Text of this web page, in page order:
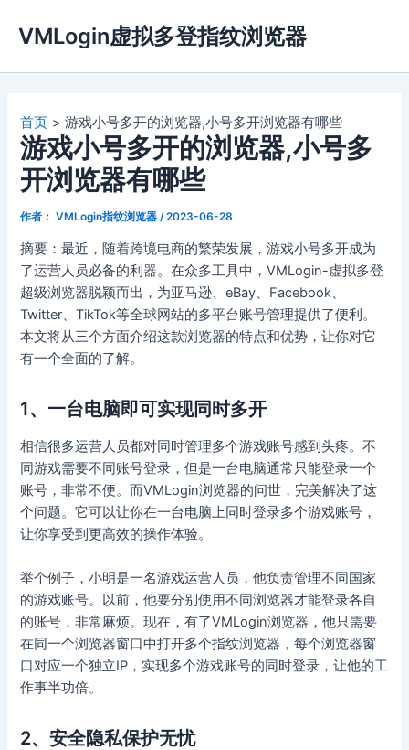
容
VMLogin虚拟多登指纹浏览器
首页 游戏小号多开的浏览器,小号多开浏览器有哪些
游戏小号多开的浏览器,小号多
开浏览器有哪些
作者： VMLogin指纹浏览器 /2023-06-28
摘要：最近，随着跨境电商的繁荣发展，游戏小号多开成为
了运营人员必备的利器。在众多工具中，VMLogin-虚拟多登
超级浏览器脱颖而出，为亚马逊、eBay、Facebook、
Twitter、TikTok等全球网站的多平台账号管理提供了便利。
本文将从三个方面介绍这款浏览器的特点和优势，让你对它
有一个全面的了解。
1、一台电脑即可实现同时多开
相信很多运营人员都对同时管理多个游戏账号感到头疼。不
同游戏需要不同账号登录，但是一台电脑通常只能登录一个
账号，非常不便。而VMLogin浏览器的问世，完美解决了这
个问题。它可以让你在一台电脑上同时登录多个游戏账号，
让你享受到更高效的操作体验。
举个例子，小明是一名游戏运营人员，他负责管理不同国家
的游戏账号。以前，他要分别使用不同浏览器才能登录各自
的账号，非常麻烦。现在，有了VMLogin浏览器，他只需要
在同一个浏览器窗口中打开多个指纹浏览器，每个浏览器窗
口对应一个独立IP，实现多个游戏账号的同时登录，让他的工
作事半功倍。
2、安全隐私保护无忧